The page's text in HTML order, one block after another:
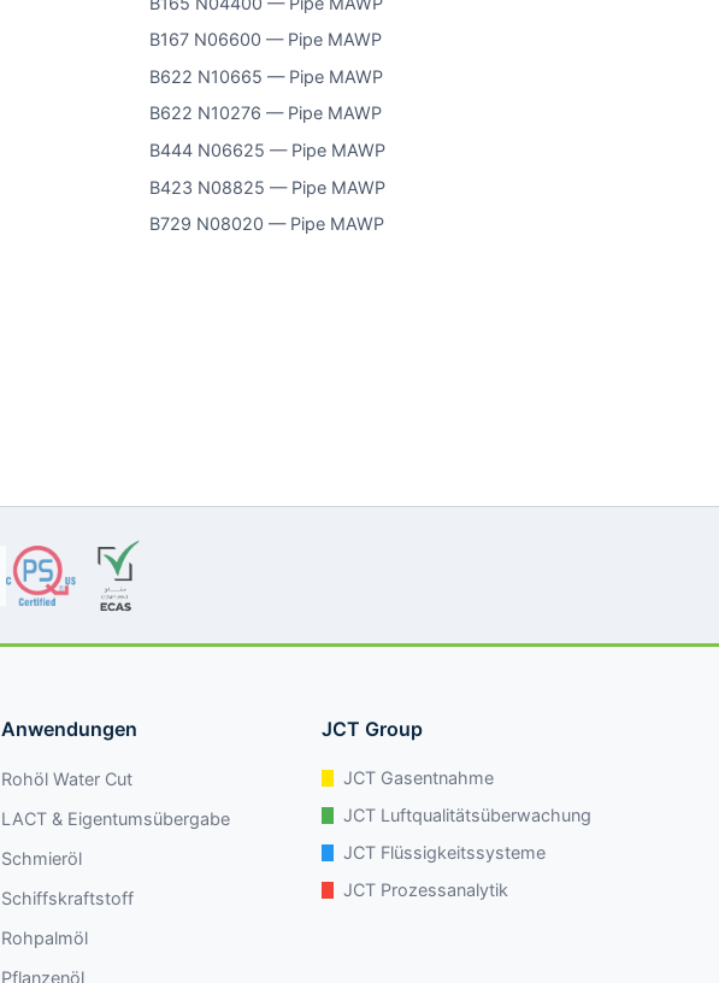
B167 N06600 — Pipe MAWP
B622 N10665 — Pipe MAWP
B622 N10276 — Pipe MAWP
B444 N06625 — Pipe MAWP
B423 N08825 — Pipe MAWP
B729 N08020 — Pipe MAWP
Anwendungen
Rohöl Water Cut
LACT & Eigentumsübergabe
Schmieröl
Schiffskraftstoff
Rohpalmöl
Pflanzenöl
JCT Group
JCT Gasentnahme
JCT Luftqualitätsüberwachung
JCT Flüssigkeitssysteme
JCT Prozessanalytik